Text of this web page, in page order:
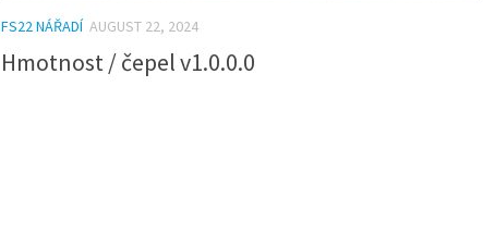
FS22 NÁŘADÍ AUGUST 22, 2024
Hmotnost / čepel v1.0.0.0